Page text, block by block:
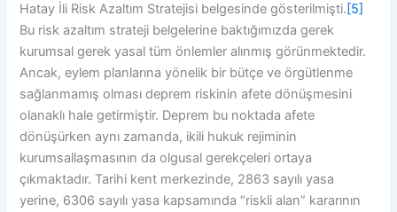
Hatay İli Risk Azaltım Stratejisi belgesinde gösterilmişti. [5]
Bu risk azaltım strateji belgelerine baktığımızda gerek
kurumsal gerek yasal tüm önlemler alınmış görünmektedir.
Ancak, eylem planlarına yönelik bir bütçe ve örgütlenme
sağlanmamış olması deprem riskinin afete dönüşmesini
olanaklı hale getirmiştir. Deprem bu noktada afete
dönüşürken aynı zamanda, ikili hukuk rejiminin
kurumsallaşmasının da olgusal gerekçeleri ortaya
çıkmaktadır. Tarihi kent merkezinde, 2863 sayılı yasa
yerine, 6306 sayılı yasa kapsamında “riskli alan” kararının